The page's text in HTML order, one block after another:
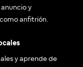
anuncio y
anfitrión.
y aprende de